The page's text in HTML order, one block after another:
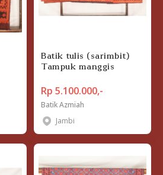
Batik tulis (sarimbit)
Tampuk manggis
Rp 5.100.000,-
Batik Azmiah
Jambi